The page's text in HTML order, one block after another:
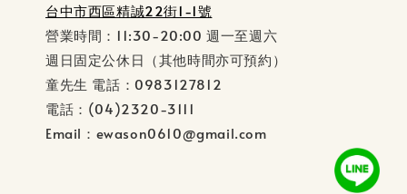
台中市西區精誠22街1-1號
營業時間：11:30-20:00 週一至週六
週日固定公休日（其他時間亦可預約）
童先生 電話：0983127812
電話：(04)2320-3111
Email：ewason0610@gmail.com